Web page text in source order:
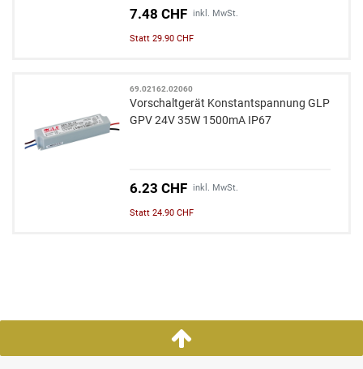
7.48 CHF inkl. MwSt.
Statt 29.90 CHF
69.02162.02060
Vorschaltgerät Konstantspannung GLP
GPV 24V 35W 1500mA IP67
6.23 CHF inkl. MwSt.
Statt 24.90 CHF